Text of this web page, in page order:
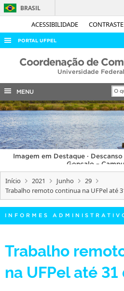
ACESSIBILIDADE CONTRASTE
BRASIL
PORTAL UFPEL
ACESSO À INFORMAÇÃO
COBALTO
CONCURSOS
EDITAIS
INTERNACIONAL
OUVIDORIA
PORTARIAS
TELEFONES
Coordenação de
Universidade
MENU
Imagem em Destaque ·
Gonçalo –
Início 2021 Junho
29
Trabalho remoto continua na UFPel até
INFORMES
Trabalho
na UFPel até